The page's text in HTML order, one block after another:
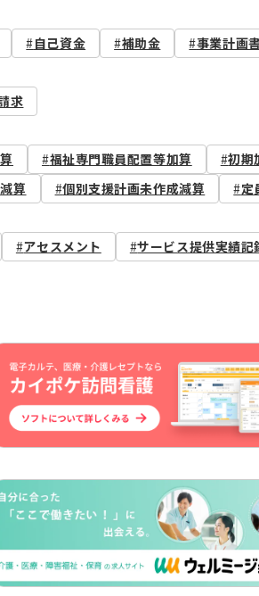
自己資金 補助金 事業計画
求
福祉専門職員配置等加算 初期
算 個別支援計画未作成減算 定
アセスメント サービス提供実績記